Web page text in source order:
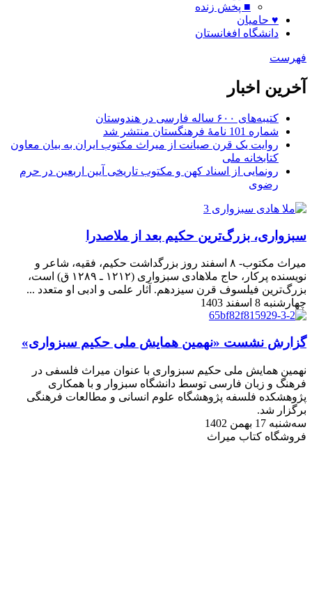
■ پخش زنده
♥ حامیان
دانشگاه افغانستان
فهرست
آخرین اخبار
کتیبه‌های ۶۰۰ ساله فارسی در هندوستان
شماره 101 نامۀ فرهنگستان منتشر شد
روایت یک قرن صیانت از میراث مکتوب ایران به بیان معاون
کتابخانه ملی
رونمایی از اسناد کهن و مکتوب تاریخی آیین اربعین در حرم
رضوی
سبزواری، بزرگ‌ترین حکیم بعد از ملاصدرا
میراث مکتوب- ۸ اسفند روز بزرگداشت حکیم، فقیه، شاعر و
نویسنده پرکار، حاج ملاهادی سبزواری (۱۲۱۲ ـ ۱۲۸۹ ق) است،
بزرگ‌ترین فیلسوف قرن سیزدهم. آثار علمی و ادبی او متعدد ...
چهارشنبه 8 اسفند 1403
گزارش نشست «نهمین همایش ملی حکیم سبزواری»
نهمین همایش ملی حکیم سبزواری با عنوان میراث فلسفی در
فرهنگ و زبان فارسی توسط دانشگاه سبزوار و با همکاری
پژوهشکده فلسفه پژوهشگاه علوم انسانی و مطالعات فرهنگی
برگزار شد.
سه‌شنبه 17 بهمن 1402
فروشگاه کتاب میراث